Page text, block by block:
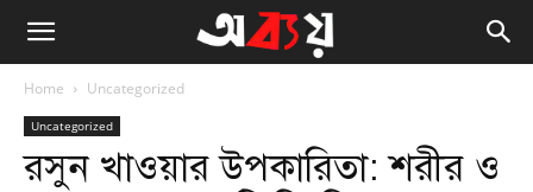
Home Uncategorized
Uncategorized
রসুন খাওয়ার উপকারিতা: শরীর ও